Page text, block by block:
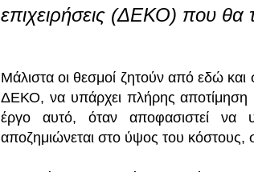
επιχειρήσεις (ΔΕΚΟ) που θα
Μάλιστα οι θεσμοί ζητούν από εδώ και
ΔΕΚΟ, να υπάρχει πλήρης αποτίμηση
έργο αυτό, όταν αποφασιστεί να
αποζημιώνεται στο ύψος του κόστους,